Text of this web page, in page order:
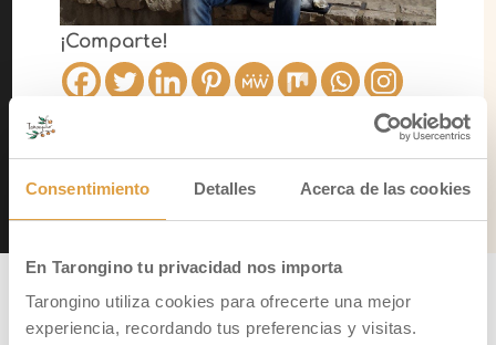
Consentimiento Detalles Acerca de las cookies
En Tarongino tu privacidad nos importa
Tarongino utiliza cookies para ofrecerte una mejor
experiencia, recordando tus preferencias y visitas.
¡Comparte!
←Publicación Anterior Siguiente Publicación→